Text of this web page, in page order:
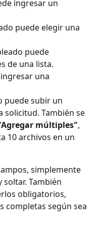
de una lista.
una
puede subir un
solicitud. También se
múltiples",
10 archivos en un
simplemente
También
obligatorios,
completas según sea